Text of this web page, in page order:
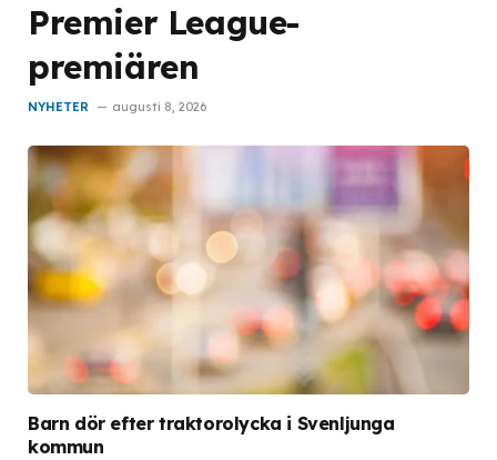
Premier League-
premiären
NYHETER augusti 8, 2026
Barn dör efter traktorolycka i Svenljunga
kommun